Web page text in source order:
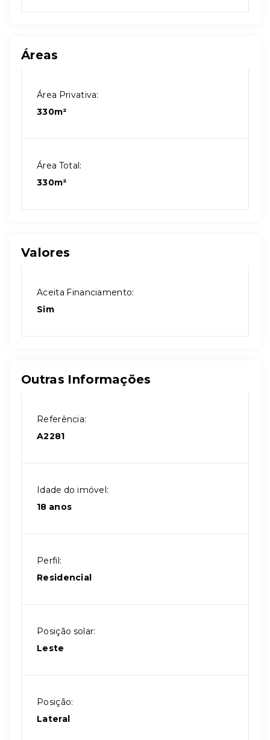
Áreas
Área Privativa:
330m²
Área Total:
330m²
Valores
Aceita Financiamento:
Sim
Outras Informações
Referência:
A2281
Idade do imóvel:
18 anos
Perfil:
Residencial
Posição solar:
Leste
Posição:
Lateral